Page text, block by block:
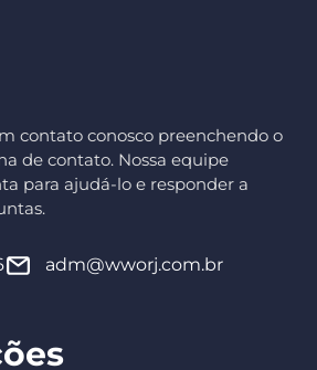
contato conosco preenchendo o
de contato. Nossa equipe
para ajudá-lo e responder a
adm@wworj.com.br